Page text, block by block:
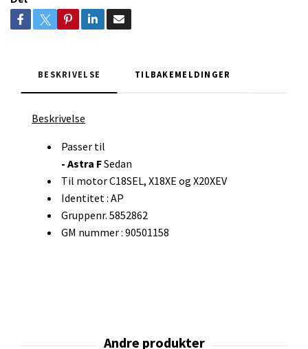
BESKRIVELSE TILBAKEMELDINGER
Beskrivelse
Passer til
- Astra FSedan
Til motor C18SEL, X18XE og X20XEV
Identitet : AP
Gruppenr. 5852862
GM nummer : 90501158